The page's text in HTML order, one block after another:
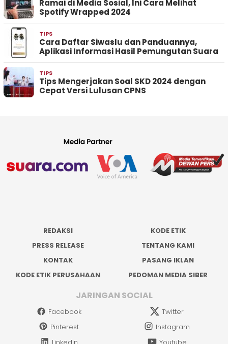
Ramai di Media Sosial, Ini Cara Melihat
Spotify Wrapped 2024
TIPS
Cara Daftar Siwaslu dan Panduannya,
Aplikasi Informasi Hasil Pemungutan Suara
TIPS
Tips Mengerjakan Soal SKD 2024 dengan
Cepat Versi Lulusan CPNS
REDAKSI
KODE ETIK
PRESS RELEASE
TENTANG KAMI
KONTAK
PASANG IKLAN
KODE ETIK PERUSAHAAN
PEDOMAN MEDIA SIBER
JARINGAN SOCIAL
Facebook
Twitter
Pinterest
Instagram